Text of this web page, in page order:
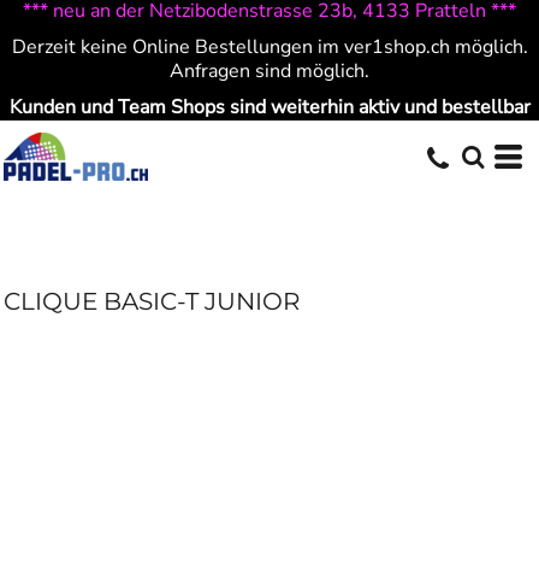
*** neu an der Netzibodenstrasse 23b, 4133 Pratteln ***
Derzeit keine Online Bestellungen im ver1shop.ch möglich.
Anfragen sind möglich.
Kunden und Team Shops sind weiterhin aktiv und bestellbar
CLIQUE BASIC-T JUNIOR